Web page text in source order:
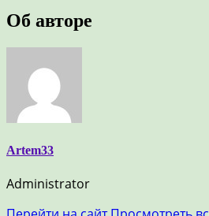
Об авторе
Artem33
Administrator